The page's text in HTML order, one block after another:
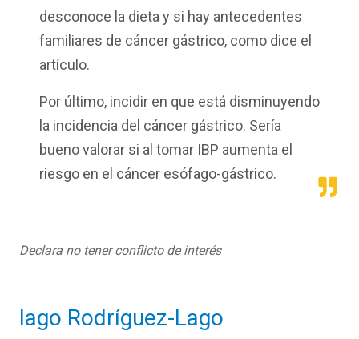
desconoce la dieta y si hay antecedentes
familiares de cáncer gástrico, como dice el
artículo.
Por último, incidir en que está disminuyendo
la incidencia del cáncer gástrico. Sería
bueno valorar si al tomar IBP aumenta el
riesgo en el cáncer esófago-gástrico.
Declara no tener conflicto de interés
Iago Rodríguez-Lago